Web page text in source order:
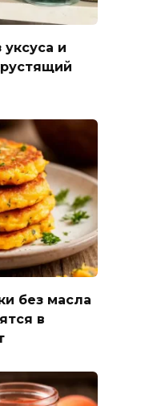
и
без масла
в